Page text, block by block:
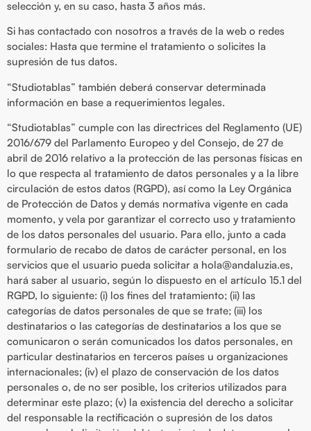
selección y, en su caso, hasta 3 años más.
Si has contactado con nosotros a través de la web o redes
sociales: Hasta que termine el tratamiento o solicites la
supresión de tus datos.
“Studiotablas” también deberá conservar determinada
información en base a requerimientos legales.
“Studiotablas” cumple con las directrices del Reglamento (UE)
2016/679 del Parlamento Europeo y del Consejo, de 27 de
abril de 2016 relativo a la protección de las personas físicas en
lo que respecta al tratamiento de datos personales y a la libre
circulación de estos datos (RGPD), así como la Ley Orgánica
de Protección de Datos y demás normativa vigente en cada
momento, y vela por garantizar el correcto uso y tratamiento
de los datos personales del usuario. Para ello, junto a cada
formulario de recabo de datos de carácter personal, en los
servicios que el usuario pueda solicitar a hola@andaluzia.es,
hará saber al usuario, según lo dispuesto en el artículo 15.1 del
RGPD, lo siguiente: (i) los fines del tratamiento; (ii) las
categorías de datos personales de que se trate; (iii) los
destinatarios o las categorías de destinatarios a los que se
comunicaron o serán comunicados los datos personales, en
particular destinatarios en terceros países u organizaciones
internacionales; (iv) el plazo de conservación de los datos
personales o, de no ser posible, los criterios utilizados para
determinar este plazo; (v) la existencia del derecho a solicitar
del responsable la rectificación o supresión de los datos